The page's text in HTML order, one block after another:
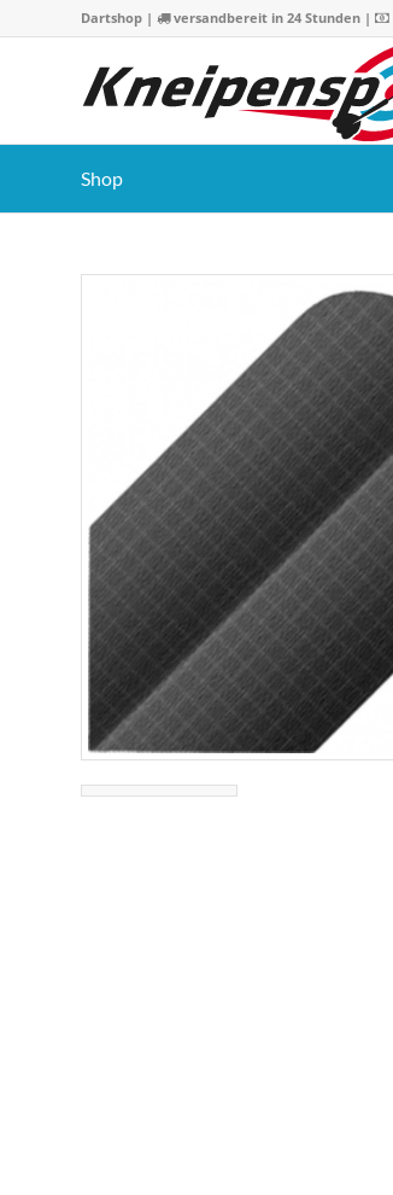
Dartshop | versandbereit in 24 Stunden |
Shop